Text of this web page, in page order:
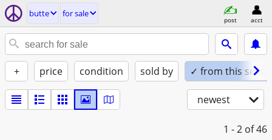
butte for sale
post acct
+ price condition sold by ✓ from this seller
newest
1 - 2 of 46